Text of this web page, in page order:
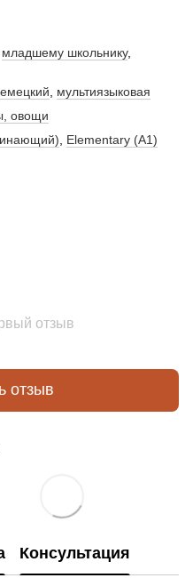
младшему школьнику,
мультиязыковая
овощи
Elementary (A1)
отзыв
отзыв
Консультация